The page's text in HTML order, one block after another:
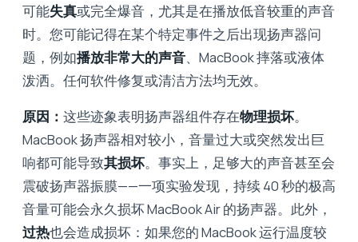
可能失真或完全爆音，尤其是在播放低音较重的声音
时。您可能记得在某个特定事件之后出现扬声器问
题，例如播放非常大的声音、MacBook 摔落或液体
泼洒。任何软件修复或清洁方法均无效。
原因： 这些迹象表明扬声器组件存在物理损坏。
MacBook 扬声器相对较小，音量过大或突然发出巨
响都可能导致其损坏。事实上，足够大的声音甚至会
震破扬声器振膜——一项实验发现，持续 40 秒的极高
音量可能会永久损坏 MacBook Air 的扬声器。此外，
过热也会造成损坏：如果您的 MacBook 运行温度较